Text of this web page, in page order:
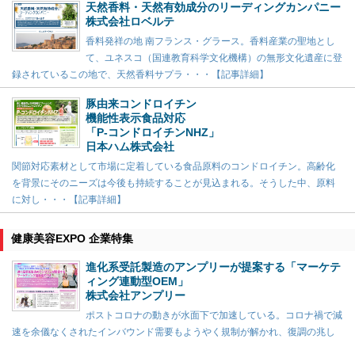
天然香料・天然有効成分のリーディングカンパニー
株式会社ロベルテ
香料発祥の地 南フランス・グラース。香料産業の聖地とし
て、ユネスコ（国連教育科学文化機構）の無形文化遺産に登
録されているこの地で、天然香料サプラ・・・【記事詳細】
豚由来コンドロイチン
機能性表示食品対応
「P-コンドロイチンNHZ」
日本ハム株式会社
関節対応素材として市場に定着している食品原料のコンドロイチン。高齢化
を背景にそのニーズは今後も持続することが見込まれる。そうした中、原料
に対し・・・【記事詳細】
健康美容EXPO 企業特集
進化系受託製造のアンプリーが提案する「マーケテ
ィング連動型OEM」
株式会社アンプリー
ポストコロナの動きが水面下で加速している。コロナ禍で減
速を余儀なくされたインバウンド需要もようやく規制が解かれ、復調の兆し